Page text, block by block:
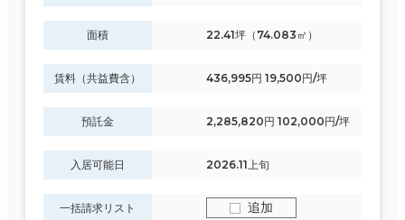
面積 22.41坪（74.083㎡）
賃料（共益費含） 436,995円 19,500円/坪
預託金 2,285,820円 102,000円/坪
入居可能日 2026.11上旬
一括請求リスト 追加